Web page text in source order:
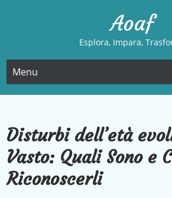
Aoaf
Esplora, Impara,
Menu
Disturbi dell’età
Vasto: Quali Sono e
Riconoscerli